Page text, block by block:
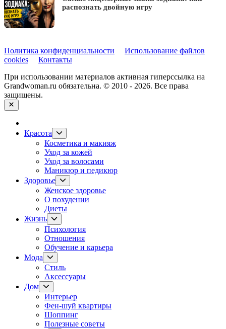
распознать двойную игру
Политика конфиденциальности
Использование файлов
cookies
Контакты
При использовании материалов активная гиперссылка на
Grandwoman.ru обязательна. © 2010 - 2026. Все права
защищены.
Закрыть
Красота
подменю
Косметика и макияж
Уход за кожей
Уход за волосами
Маникюр и педикюр
Здоровье
подменю
Женское здоровье
О похудении
Диеты
Жизнь
Показывать
подменю
Психология
Отношения
Обучение и карьера
Мода
подменю
Стиль
Аксессуары
Дом
подменю
Интерьер
Фен-шуй квартиры
Шоппинг
Полезные советы